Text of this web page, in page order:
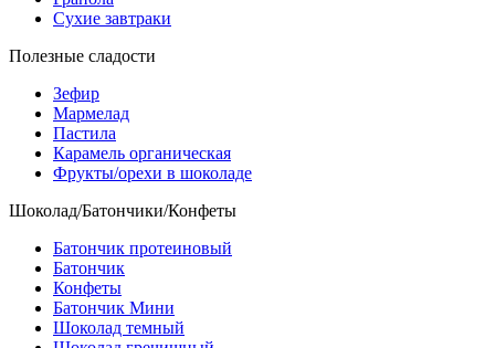
Сухие завтраки
Полезные сладости
Зефир
Мармелад
Пастила
Карамель органическая
Фрукты/орехи в шоколаде
Шоколад/Батончики/Конфеты
Батончик протеиновый
Батончик
Конфеты
Батончик Мини
Шоколад темный